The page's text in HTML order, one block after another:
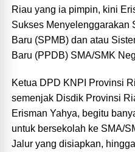
Riau yang ia pimpin, kini
Sukses Menyelenggarakan
Baru (SPMB) dan atau
Baru (PPDB) SMA/SMK
Ketua DPD KNPI Provinsi
semenjak Disdik Provinsi
Erisman Yahya, begitu
untuk bersekolah ke SMA/
Jalur yang disiapkan,